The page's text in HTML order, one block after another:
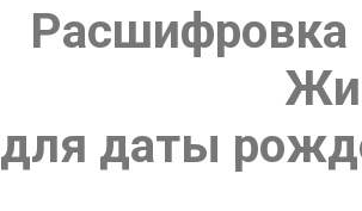
Расшифровка
для даты